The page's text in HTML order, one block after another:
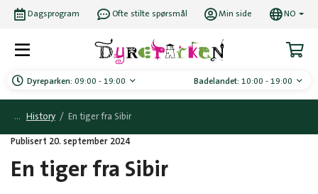
Dyreparken: 09:00 - 19:00 Badelandet: 10:00 - 19:00
Dagsprogram Ofte stilte spørsmål Min side NO
History / En tiger fra Sibir
Publisert 20. september 2024
En tiger fra Sibir